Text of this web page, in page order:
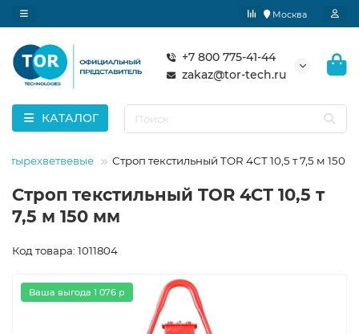
Москва
+7 800 775-41-44
zakaz@tor-tech.ru
КАТАЛОГ
Строп текстильный TOR 4СТ 10,5 т 7,5 м 150
Строп текстильный TOR 4СТ 10,5 т
7,5 м 150 мм
Код товара: 1011804
Ваша выгода 1 076 р